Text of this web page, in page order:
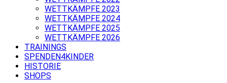
WETTKÄMPFE 2023
WETTKÄMPFE 2024
WETTKÄMPFE 2025
WETTKÄMPFE 2026
TRAININGS
SPENDEN4KINDER
HISTORIE
SHOPS